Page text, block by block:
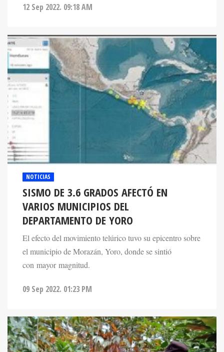
12 Sep 2022. 09:18 AM
NOTICIAS
SISMO DE 3.6 GRADOS AFECTÓ EN
VARIOS MUNICIPIOS DEL
DEPARTAMENTO DE YORO
El efecto del movimiento telúrico tuvo su epicentro sobre
el municipio de Morazán, Yoro, donde se sintió
con mayor magnitud.
09 Sep 2022. 01:23 PM